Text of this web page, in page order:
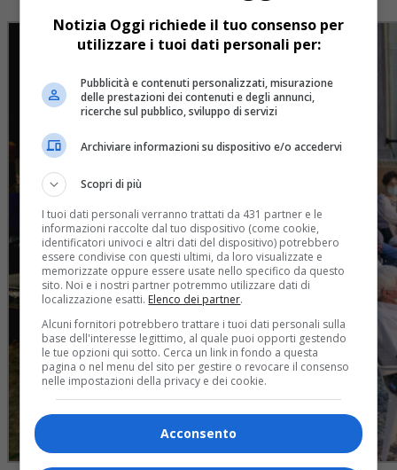
Notizia Oggi richiede il tuo consenso per
utilizzare i tuoi dati personali per:
Pubblicità e contenuti personalizzati, misurazione
delle prestazioni dei contenuti e degli annunci,
ricerche sul pubblico, sviluppo di servizi
Archiviare informazioni su dispositivo e/o accedervi
Scopri di più
I tuoi dati personali verranno trattati da 431 partner e le
informazioni raccolte dal tuo dispositivo (come cookie,
identificatori univoci e altri dati del dispositivo) potrebbero
essere condivise con questi ultimi, da loro visualizzate e
memorizzate oppure essere usate nello specifico da questo
sito. Noi e i nostri partner potremmo utilizzare dati di
localizzazione esatti. Elenco dei partner.
Alcuni fornitori potrebbero trattare i tuoi dati personali sulla
base dell'interesse legittimo, al quale puoi opporti gestendo
le tue opzioni qui sotto. Cerca un link in fondo a questa
pagina o nel menu del sito per gestire o revocare il consenso
nelle impostazioni della privacy e dei cookie.
Acconsento